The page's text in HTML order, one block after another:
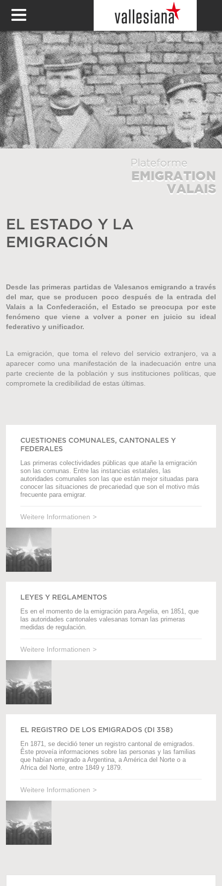
EL ESTADO Y LA
EMIGRACIÓN
Desde las primeras partidas de Valesanos emigrando a través
del mar, que se producen poco después de la entrada del
Valais a la Confederación, el Estado se preocupa por este
fenómeno que viene a volver a poner en juicio su ideal
federativo y unificador.
La emigración, que toma el relevo del servicio extranjero, va a
aparecer como una manifestación de la inadecuación entre una
parte creciente de la población y sus instituciones políticas, que
compromete la credibilidad de estas últimas.
CUESTIONES COMUNALES, CANTONALES Y
FEDERALES
Las primeras colectividades públicas que atañe la emigración
son las comunas. Entre las instancias estatales, las
autoridades comunales son las que están mejor situadas para
conocer las situaciones de precariedad que son el motivo más
frecuente para emigrar.
Weitere Informationen
LEYES Y REGLAMENTOS
Es en el momento de la emigración para Argelia, en 1851, que
las autoridades cantonales valesanas toman las primeras
medidas de regulación.
Weitere Informationen
EL REGISTRO DE LOS EMIGRADOS (DI 358)
En 1871, se decidió tener un registro cantonal de emigrados.
Êste proveía informaciones sobre las personas y las familias
que habían emigrado a Argentina, a América del Norte o a
Africa del Norte, entre 1849 y 1879.
Weitere Informationen